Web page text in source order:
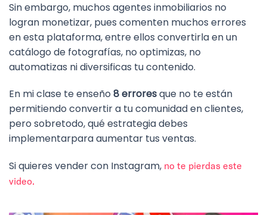
Sin embargo, muchos agentes inmobiliarios no
logran monetizar, pues comenten muchos errores
en esta plataforma, entre ellos convertirla en un
catálogo de fotografías, no optimizas, no
automatizas ni diversificas tu contenido.
En mi clase te enseño 8 erroresque no te están
permitiendo convertir a tu comunidad en clientes,
pero sobretodo, qué estrategia debes
implementarpara aumentar tus ventas.
Si quieres vender con Instagram, no te pierdas este
video.